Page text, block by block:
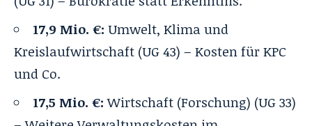
17,9 Mio. €: Umwelt, Klima und
Kreislaufwirtschaft (UG 43) – Kosten für KPC
und Co.
17,5 Mio. €:Wirtschaft (Forschung) (UG 33)